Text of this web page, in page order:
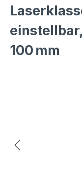
100 mm
Bildergalerie